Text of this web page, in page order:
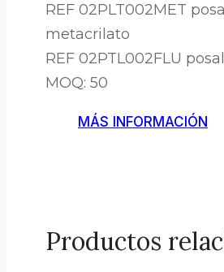
REF 02PLT002MET
metacrilato
REF 02PTL002FLU
MOQ: 50
MÁS INFORMACIÓN
Productos